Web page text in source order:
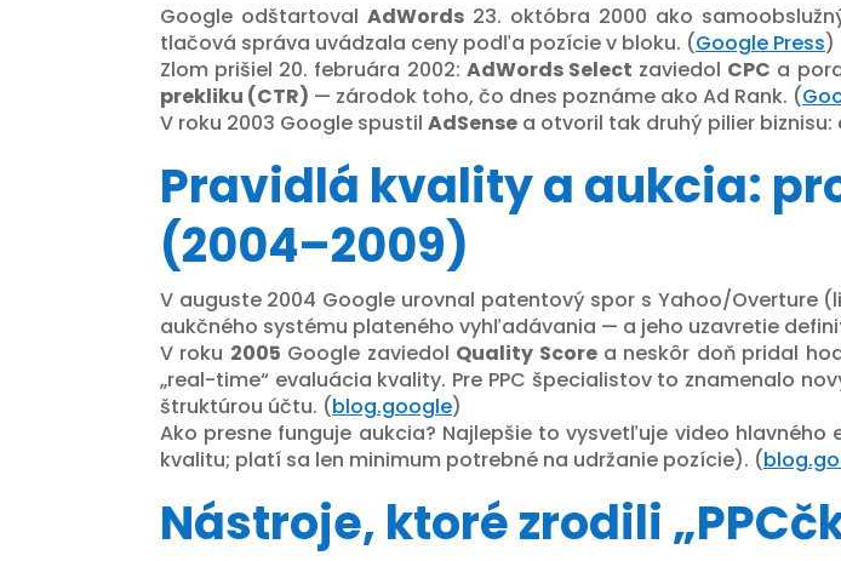
Google odštartoval AdWords23. októbra 2000 ako
tlačová správa uvádzala ceny podľa pozície v bloku. (Google Press)
Zlom prišiel 20. februára 2002: AdWords Select zaviedol CPC a
prekliku (CTR) — zárodok toho, čo dnes poznáme ako Ad Rank. (
V roku 2003 Google spustil AdSense a otvoril tak druhý pilier
Pravidlá kvality a aukcia:
(2004–2009)
V auguste 2004 Google urovnal patentový spor s Yahoo/Overture
aukčného systému plateného vyhľadávania — a jeho uzavretie
V roku 2005 Google zaviedol Quality Scorea neskôr doň pridal
„real-time“ evaluácia kvality. Pre PPC špecialistov to znamenalo
štruktúrou účtu. (blog.google)
Ako presne funguje aukcia? Najlepšie to vysvetľuje video hlavného
kvalitu; platí sa len minimum potrebné na udržanie pozície). (
Nástroje, ktoré zrodili